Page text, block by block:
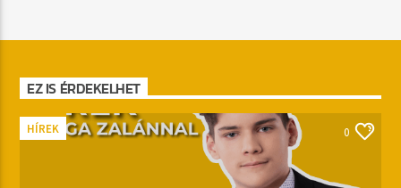
EZ IS ÉRDEKELHET
HÍREK 0